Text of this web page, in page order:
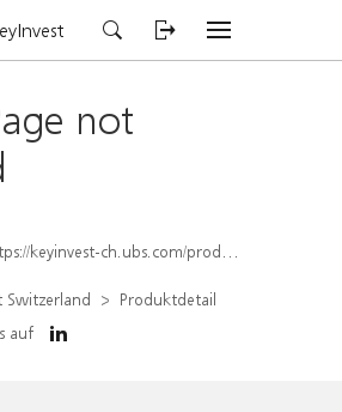
not
keyinvest-ch.ubs.com/produkt/detail/index/isin/CH1577993707
Switzerland
Produktdetail
auf